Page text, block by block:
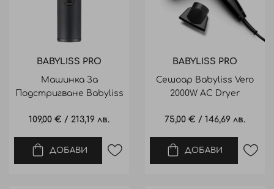
BABYLISS PRO
Машинка За
Подстригване Babyliss
109,00 € / 213,19 лв.
ДОБАВИ
BABYLISS PRO
Сешоар Babyliss Vero
2000W AC Dryer
75,00 € / 146,69 лв.
ДОБАВИ